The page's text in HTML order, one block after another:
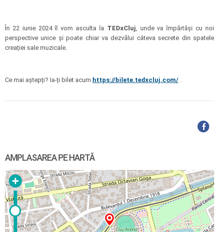
În 22 iunie 2024 îl vom asculta la TEDxCluj, unde va împărtăși cu noi
perspective unice și poate chiar va dezvălui câteva secrete din spatele
creației sale muzicale.
Ce mai aștepți? Ia-ți bilet acum https://bilete.tedxcluj.com/ .
AMPLASAREA PE HARTĂ